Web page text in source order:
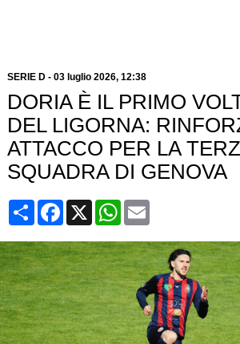
SERIE D- 03 luglio 2026, 12:38
DORIA È IL PRIMO
DEL LIGORNA:
ATTACCO PER LA
SQUADRA DI GENOVA
CondividiFacebook
X WhatsApp
Email